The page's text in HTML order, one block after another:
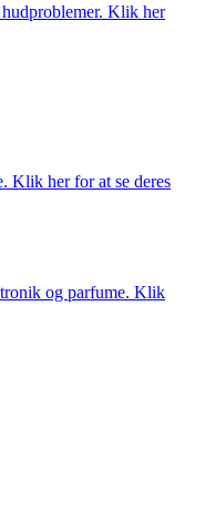
Klik her
Klik her for at se deres
og parfume. Klik